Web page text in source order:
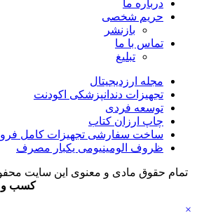
درباره ما
حریم شخصی
بازنشر
تماس با ما
تبلیغ
مجله ارزدیجیتال
تجهیزات دندانپزشکی اکودنت
توسعه فردی
چاپ ارزان کتاب
ساخت سفارشی تجهیزات کامل
ظروف الومینیومی یکبار مصرف
تمام حقوق مادی و معنوی این سایت
کسب و
×